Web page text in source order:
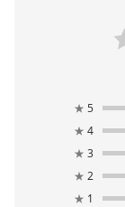
★ 5
★ 4
★ 3
★ 2
★ 1